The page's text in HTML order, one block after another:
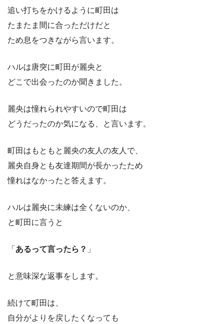
追い打ちをかけるように町田は
たまたま間に合っただけだと
ため息をつきながら言います。
ハルは唐突に町田が麗央と
どこで出会ったのか聞きました。
麗央は憧れられやすいので町田は
どうだったのか気になる、と言います。
町田はもともと麗央の友人の友人で、
麗央自身とも友達期間が長かったため
憧れはなかったと答えます。
ハルは麗央に未練は全くないのか、
と町田に言うと
「 あるって言ったら？ 」
と意味深な返事をします。
続けて町田は、
自分がよりを戻したくなっても